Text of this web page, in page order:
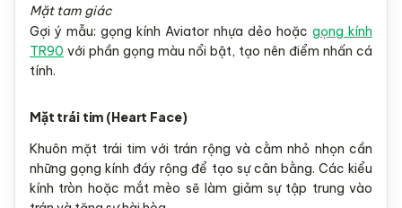
Mặt tam giác
Gợi ý mẫu: gọng kính Aviator nhựa dẻo hoặc gọng kính
TR90 với phần gọng màu nổi bật, tạo nên điểm nhấn cá
tính.
Mặt trái tim (Heart Face)
Khuôn mặt trái tim với trán rộng và cằm nhỏ nhọn cần
những gọng kính đáy rộng để tạo sự cân bằng. Các kiểu
kính tròn hoặc mắt mèo sẽ làm giảm sự tập trung vào